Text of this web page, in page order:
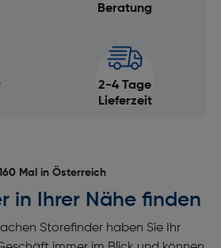
Beratung
2-4 Tage
Lieferzeit
Mal in Österreich
in Ihrer Nähe finden
Storefinder haben Sie Ihr